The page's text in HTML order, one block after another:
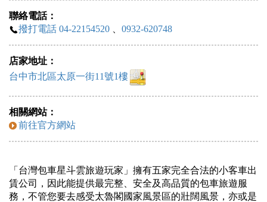
聯絡電話：
撥打電話 04-22154520
0932-620748
店家地址：
台中市北區太原一街11號1樓
相關網站：
前往官方網站
「台灣包車星斗雲旅遊玩家」擁有五家完全合法的小客車出
賃公司，因此能提供最完整、安全及高品質的包車旅遊服
務，不管您要去感受太魯閣國家風景區的壯闊風景，亦或是